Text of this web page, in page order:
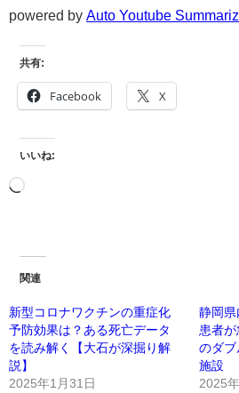
powered by Auto Youtube
共有:
Facebook X
いいね:
関連
新型コロナワクチンの重症化
予防効果は？ある死亡データ
を読み解く【大石が深掘り解
説】
2025年1月31日
静岡県
患者
のダブ
施設
2025